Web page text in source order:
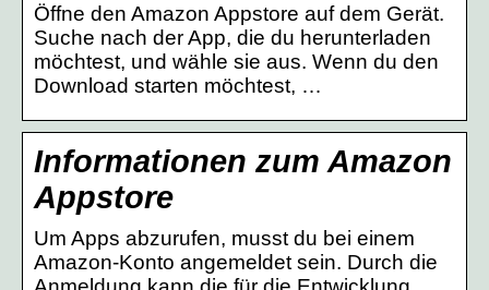
Öffne den Amazon Appstore auf dem Gerät.
Suche nach der App, die du herunterladen
möchtest, und wähle sie aus. Wenn du den
Download starten möchtest, …
Informationen zum Amazon
Appstore
Um Apps abzurufen, musst du bei einem
Amazon-Konto angemeldet sein. Durch die